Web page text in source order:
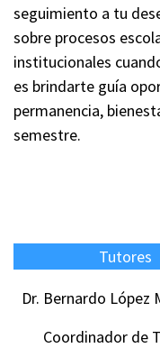
seguimiento a tu
sobre procesos
institucionales
es brindarte guía
permanencia,
semestre.
Tutores
Dr. Bernardo López
Coordinador de